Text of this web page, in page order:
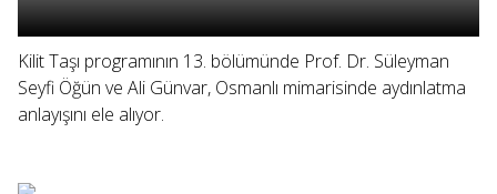
Kilit Taşı programının 13. bölümünde Prof. Dr. Süleyman
Seyfi Öğün ve Ali Günvar, Osmanlı mimarisinde aydınlatma
anlayışını ele alıyor.